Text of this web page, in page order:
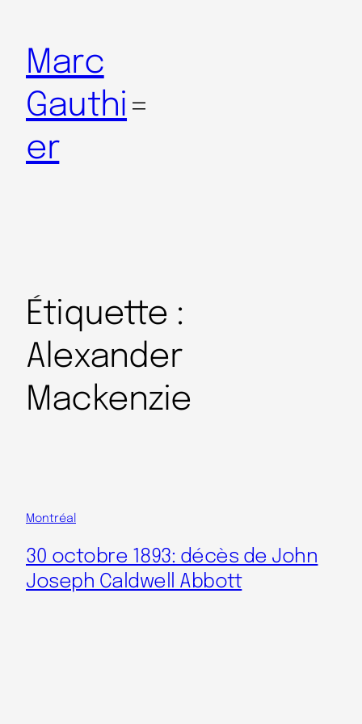
Marc
Gauthi
er
Étiquette :
Alexander
Mackenzie
Montréal
30 octobre 1893: décès de John
Joseph Caldwell Abbott